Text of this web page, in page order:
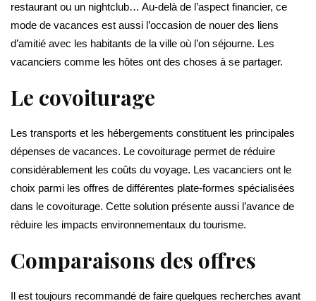
restaurant ou un nightclub… Au-delà de l’aspect financier, ce
mode de vacances est aussi l’occasion de nouer des liens
d’amitié avec les habitants de la ville où l’on séjourne. Les
vacanciers comme les hôtes ont des choses à se partager.
Le covoiturage
Les transports et les hébergements constituent les principales
dépenses de vacances. Le covoiturage permet de réduire
considérablement les coûts du voyage. Les vacanciers ont le
choix parmi les offres de différentes plate-formes spécialisées
dans le covoiturage. Cette solution présente aussi l’avance de
réduire les impacts environnementaux du tourisme.
Comparaisons des offres
Il est toujours recommandé de faire quelques recherches avant